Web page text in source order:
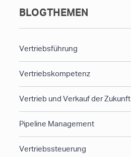
BLOGTHEMEN
Vertriebsführung
Vertriebskompetenz
Vertrieb und Verkauf der Zukunft
Pipeline Management
Vertriebssteuerung